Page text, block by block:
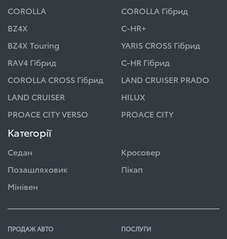
COROLLA
COROLLA Гібрид
BZ4X
C-HR+
BZ4X Touring
YARIS CROSS Гібрид
RAV4 Гібрид
C-HR Гібрид
COROLLA CROSS Гібрид
LAND CRUISER PRADO
LAND CRUISER
HILUX
PROACE CITY VERSO
PROACE CITY
Категорії
Седан
Кросовер
Позашляховик
Пікап
Мінівен
ПРОДАЖ АВТО ПОСЛУГИ